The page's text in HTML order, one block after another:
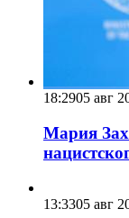
18:2905 авг
Мария
13:3305 авг